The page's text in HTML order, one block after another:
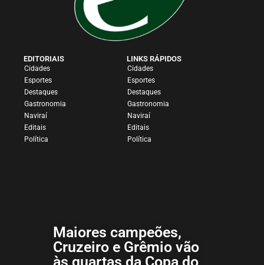
EDITORIAIS
Cidades
Esportes
Destaques
Gastronomia
Naviraí
Editais
Política
LINKS RÁPIDOS
Cidades
Esportes
Destaques
Gastronomia
Naviraí
Editais
Política
Maiores campeões,
Cruzeiro e Grêmio vão
às quartas da Copa do